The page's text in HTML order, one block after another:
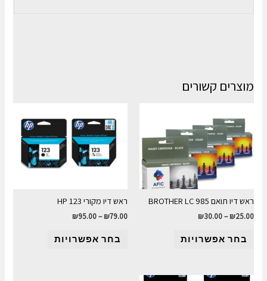
מוצרים קשורים
ראש דיו תואם BROTHER LC 985
₪25.00
–
₪30.00
בחר אפשרויות
ראש דיו מקורי HP 123
₪79.00
–
₪95.00
בחר אפשרויות